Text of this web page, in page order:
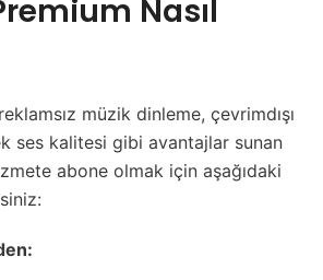
Nasıl
müzik dinleme, çevrimdışı
ses kalitesi gibi avantajlar sunan
abone olmak için aşağıdaki